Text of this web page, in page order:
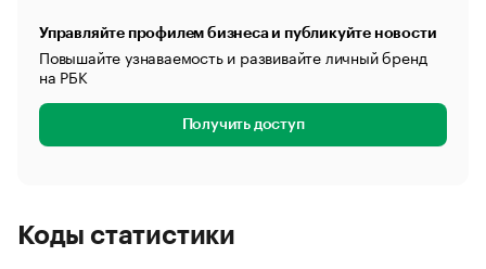
Управляйте профилем бизнеса и публикуйте новости
Повышайте узнаваемость и развивайте личный бренд
на РБК
Получить доступ
Коды статистики